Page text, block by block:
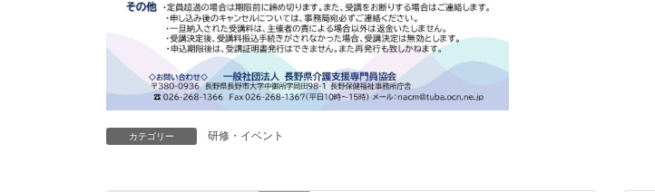
カテゴリー 研修・イベント